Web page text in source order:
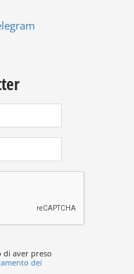
di aver preso
dei